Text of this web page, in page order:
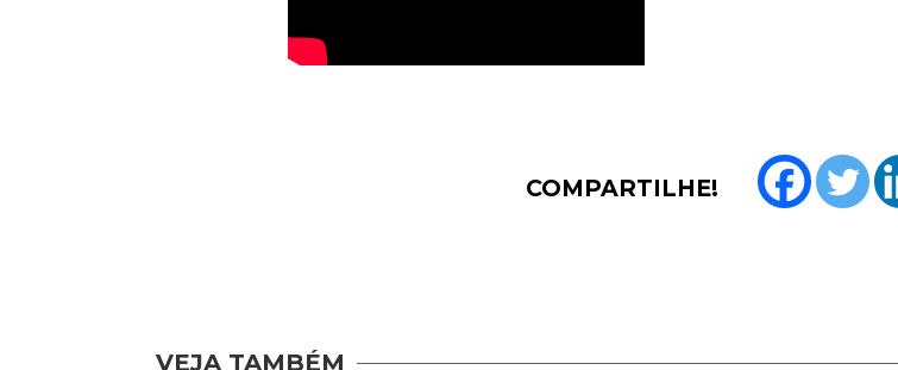
COMPARTILHE!
VEJA TAMBÉM